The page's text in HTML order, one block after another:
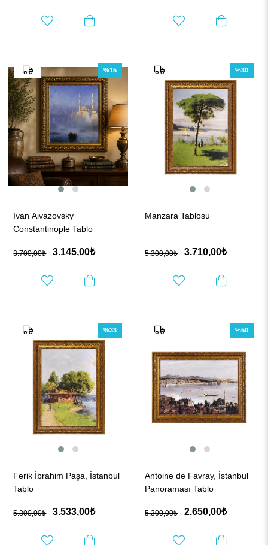
Ivan Aivazovsky
Constantinople Tablo
3.145,00₺
3.700,00₺
%15
Manzara Tablosu
3.710,00₺
5.300,00₺
%30
Ferik İbrahim Paşa, İstanbul
Tablo
3.533,00₺
5.300,00₺
%33
Antoine de Favray, İstanbul
Panoraması Tablo
2.650,00₺
5.300,00₺
%50